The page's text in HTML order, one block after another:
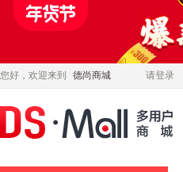
您好，欢迎来到 德尚商城 请登录